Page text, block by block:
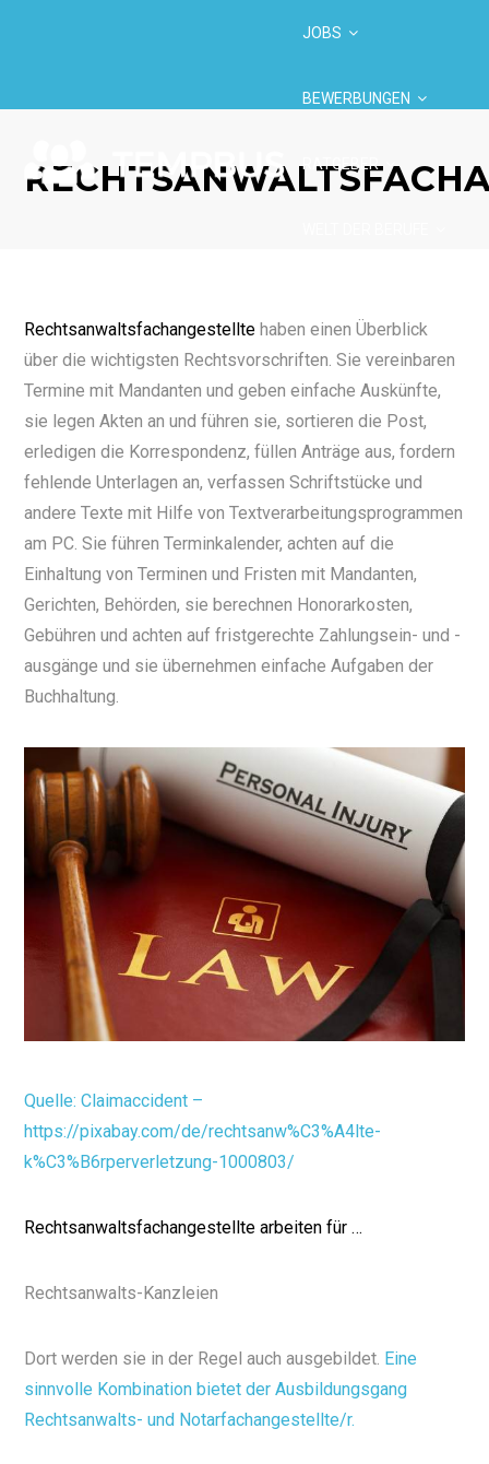
JOBS
BEWERBUNGEN
RATGEBER
Rechtsanwaltsfachangestellte haben einen Überblick
über die wichtigsten Rechtsvorschriften. Sie vereinbaren
Termine mit Mandanten und geben einfache Auskünfte,
sie legen Akten an und führen sie, sortieren die Post,
erledigen die Korrespondenz, füllen Anträge aus, fordern
fehlende Unterlagen an, verfassen Schriftstücke und
andere Texte mit Hilfe von Textverarbeitungsprogrammen
am PC. Sie führen Terminkalender, achten auf die
Einhaltung von Terminen und Fristen mit Mandanten,
Gerichten, Behörden, sie berechnen Honorarkosten,
Gebühren und achten auf fristgerechte Zahlungsein- und -
ausgänge und sie übernehmen einfache Aufgaben der
Buchhaltung.
Quelle: Claimaccident –
https://pixabay.com/de/rechtsanw%C3%A4lte-
k%C3%B6rperverletzung-1000803/
Rechtsanwaltsfachangestellte arbeiten für …
Rechtsanwalts-Kanzleien
Dort werden sie in der Regel auch ausgebildet. Eine
sinnvolle Kombination bietet der Ausbildungsgang
Rechtsanwalts- und Notarfachangestellte/r.